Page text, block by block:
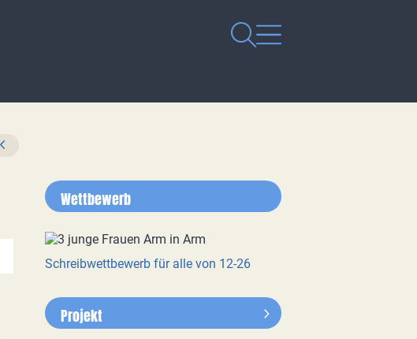
Wettbewerb
Schreibwettbewerb für alle von 12-26
Projekt